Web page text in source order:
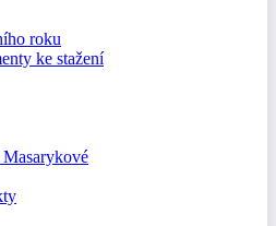
roku
ke stažení